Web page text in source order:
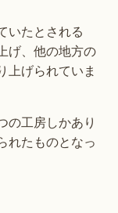
いたとされる
げ、他の地方の
上げられていま
の工房しかあり
れたものとなっ